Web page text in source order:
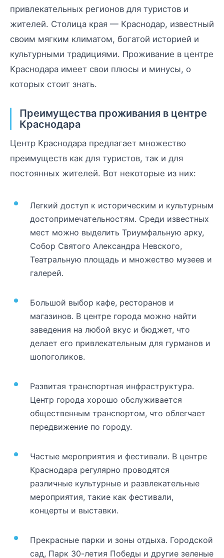
привлекательных регионов для туристов и
жителей. Столица края — Краснодар, известный
своим мягким климатом, богатой историей и
культурными традициями. Проживание в центре
Краснодара имеет свои плюсы и минусы, о
которых стоит знать.
Преимущества проживания в центре
Краснодара
Центр Краснодара предлагает множество
преимуществ как для туристов, так и для
постоянных жителей. Вот некоторые из них:
Легкий доступ к историческим и культурным
достопримечательностям. Среди известных
мест можно выделить Триумфальную арку,
Собор Святого Александра Невского,
Театральную площадь и множество музеев и
галерей.
Большой выбор кафе, ресторанов и
магазинов. В центре города можно найти
заведения на любой вкус и бюджет, что
делает его привлекательным для гурманов и
шопоголиков.
Развитая транспортная инфраструктура.
Центр города хорошо обслуживается
общественным транспортом, что облегчает
передвижение по городу.
Частые мероприятия и фестивали. В центре
Краснодара регулярно проводятся
различные культурные и развлекательные
мероприятия, такие как фестивали,
концерты и выставки.
Прекрасные парки и зоны отдыха. Городской
сад, Парк 30-летия Победы и другие зеленые